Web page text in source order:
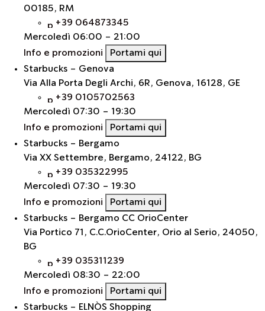
00185, RM
+39 064873345
Mercoledì 06:00 - 21:00
Info e promozioni
Portami qui
Starbucks - Genova
Via Alla Porta Degli Archi, 6R, Genova, 16128, GE
+39 0105702563
Mercoledì 07:30 - 19:30
Info e promozioni
Portami qui
Starbucks - Bergamo
Via XX Settembre, Bergamo, 24122, BG
+39 035322995
Mercoledì 07:30 - 19:30
Info e promozioni
Portami qui
Starbucks - Bergamo CC OrioCenter
Via Portico 71, C.C.OrioCenter, Orio al Serio, 24050,
BG
+39 035311239
Mercoledì 08:30 - 22:00
Info e promozioni
Portami qui
Starbucks - ELNÒS Shopping